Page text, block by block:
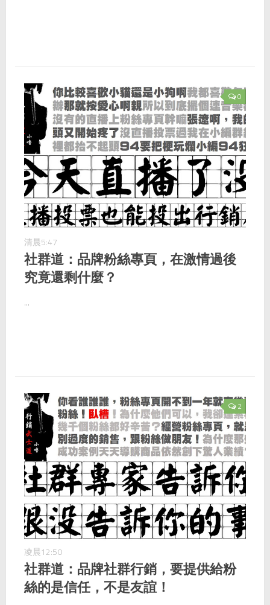
0
清晨5:47
社群道：品牌粉絲專頁，在激情過後
究竟還剩什麼？
...
2
凌晨12:50
社群道：品牌社群行銷，要提供給粉
絲的是信任，不是友誼！